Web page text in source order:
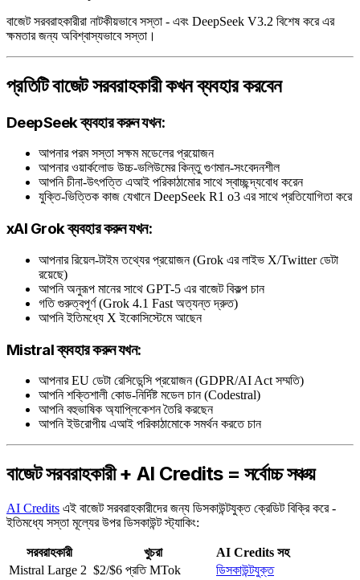
বাজেট সরবরাহকারীরা নাটকীয়ভাবে সস্তা - এবং DeepSeek V3.2 বিশেষ করে এর
ক্ষমতার জন্য অবিশ্বাস্যভাবে সস্তা।
প্রতিটি বাজেট সরবরাহকারী কখন ব্যবহার করবেন
DeepSeek ব্যবহার করুন যখন:
আপনার পরম সস্তা সক্ষম মডেলের প্রয়োজন
আপনার ওয়ার্কলোড উচ্চ-ভলিউমের কিন্তু গুণমান-সংবেদনশীল
আপনি চীনা-উৎপত্তি এআই পরিকাঠামোর সাথে স্বাচ্ছন্দ্যবোধ করেন
যুক্তি-ভিত্তিক কাজ যেখানে DeepSeek R1 o3 এর সাথে প্রতিযোগিতা করে
xAI Grok ব্যবহার করুন যখন:
আপনার রিয়েল-টাইম তথ্যের প্রয়োজন (Grok এর লাইভ X/Twitter ডেটা
রয়েছে)
আপনি অনুরূপ মানের সাথে GPT-5 এর বাজেট বিকল্প চান
গতি গুরুত্বপূর্ণ (Grok 4.1 Fast অত্যন্ত দ্রুত)
আপনি ইতিমধ্যে X ইকোসিস্টেমে আছেন
Mistral ব্যবহার করুন যখন:
আপনার EU ডেটা রেসিডেন্সি প্রয়োজন (GDPR/AI Act সম্মতি)
আপনি শক্তিশালী কোড-নির্দিষ্ট মডেল চান (Codestral)
আপনি বহুভাষিক অ্যাপ্লিকেশন তৈরি করছেন
আপনি ইউরোপীয় এআই পরিকাঠামোকে সমর্থন করতে চান
বাজেট সরবরাহকারী + AI Credits = সর্বোচ্চ সঞ্চয়
AI Credits এই বাজেট সরবরাহকারীদের জন্য ডিসকাউন্টযুক্ত ক্রেডিট বিক্রি করে -
ইতিমধ্যে সস্তা মূল্যের উপর ডিসকাউন্ট স্ট্যাকিং:
সরবরাহকারী খুচরা
AI Credits সহ
Mistral Large 2 $2/$6 প্রতি MTok
ডিসকাউন্টযুক্ত